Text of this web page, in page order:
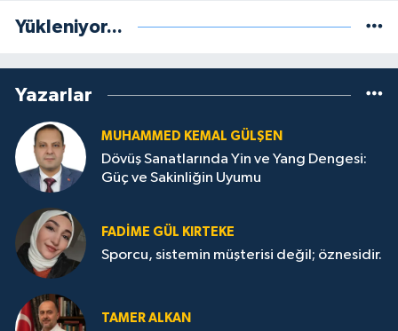
Yükleniyor...
Yazarlar
MUHAMMED KEMAL GÜLŞEN
Dövüş Sanatlarında Yin ve Yang Dengesi:
Güç ve Sakinliğin Uyumu
FADIME GÜL KIRTEKE
Sporcu, sistemin müşterisi değil; öznesidir.
TAMER ALKAN